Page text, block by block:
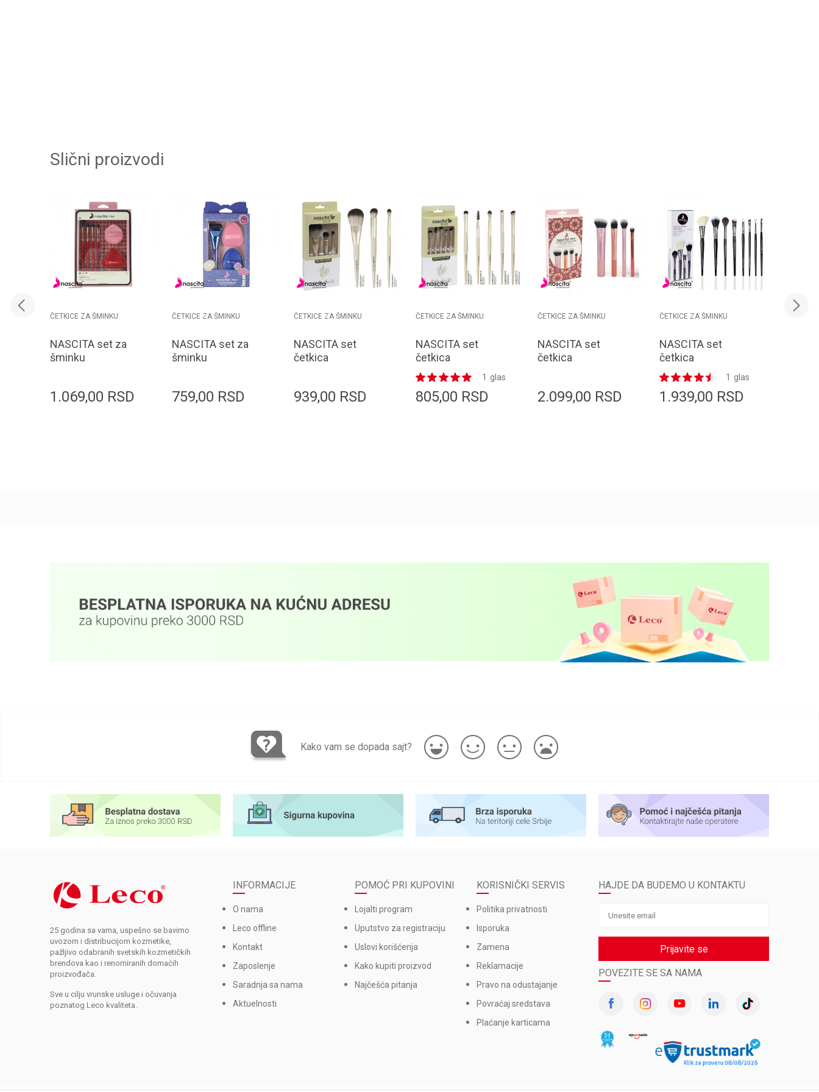
Slični proizvodi
ČETKICE ZA ŠMINKU
NASCITA set za
šminku
sunđera
1.069,00 RSD
ČETKICE ZA ŠMINKU
NASCITA set za
šminku
sunđera
759,00 RSD
ČETKICE ZA ŠMINKU
NASCITA set
četkica
939,00 RSD
ČETKICE ZA ŠMINKU
NASCITA set
četkica
BRUSHSET74 eco
5/1
glas
1
805,00 RSD
ČETKICE ZA ŠMINKU
NASCITA set
četkica
2.099,00 RSD
ČETKICE ZA ŠMINKU
NASCITA set
četkica
BRUSHSET52 pro
make up 8/1
glas
1
1.939,00 RSD
Kako vam se dopada sajt?
25 godina sa vama, uspešno se bavimo
uvozom i distribucijom kozmetike,
pažljivo odabranih svetskih kozmetičkih
brendova kao i renomiranih domaćih
proizvođača.
Sve u cilju vrunske usluge i očuvanja
poznatog Leco kvaliteta.
INFORMACIJE
O nama
Leco offline
Kontakt
Zaposlenje
Saradnja sa nama
Aktuelnosti
POMOĆ PRI KUPOVINI
Lojalti program
Uputstvo za registraciju
Uslovi korišćenja
Kako kupiti proizvod
Najčešća pitanja
KORISNIČKI SERVIS
Politika privatnosti
Isporuka
Zamena
Reklamacije
Pravo na odustajanje
Povraćaj sredstava
Plaćanje karticama
HAJDE DA BUDEMO U KONTAKTU
Prijavite se
POVEZITE SE SA NAMA